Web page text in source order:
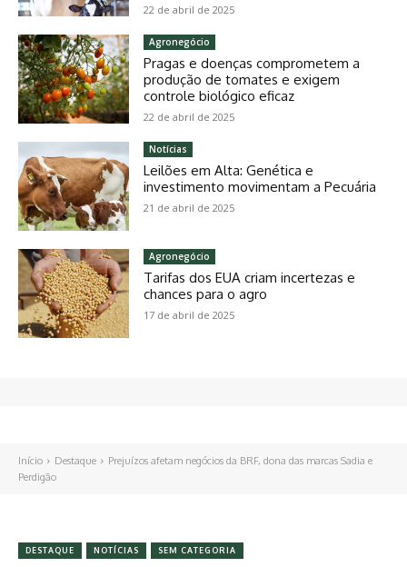
22 de abril de 2025
Agronegócio
Pragas e doenças comprometem a
produção de tomates e exigem
controle biológico eficaz
22 de abril de 2025
Notícias
Leilões em Alta: Genética e
investimento movimentam a Pecuária
21 de abril de 2025
Agronegócio
Tarifas dos EUA criam incertezas e
chances para o agro
17 de abril de 2025